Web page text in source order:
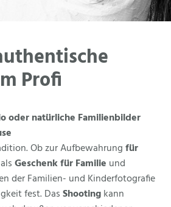
Profi
oder natürliche Familienbilder
Ob zur Aufbewahrungfür
Geschenk für Familie und
der Familien- und Kinderfotografie
fest. DasShootingkann